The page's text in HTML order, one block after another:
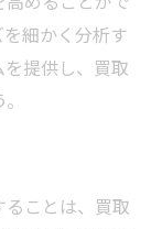
細かく分析す
提供し、買取
ことは、買取